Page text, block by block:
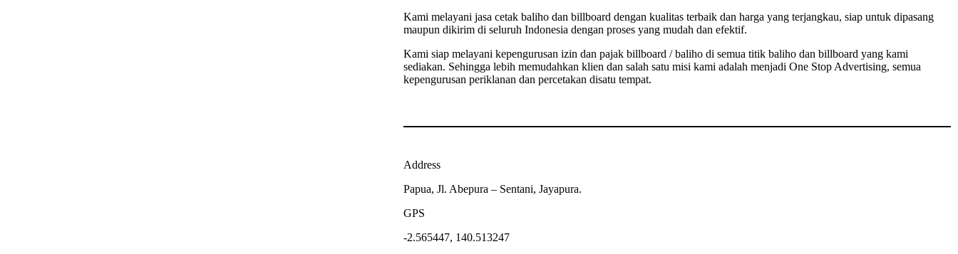
Kami melayani jasa cetak baliho dan billboard dengan kualitas terbaik dan harga yang terjangkau, siap untuk dipasang
maupun dikirim di seluruh Indonesia dengan proses yang mudah dan efektif.
Kami siap melayani kepengurusan izin dan pajak billboard / baliho di semua titik baliho dan billboard yang kami
sediakan. Sehingga lebih memudahkan klien dan salah satu misi kami adalah menjadi One Stop Advertising, semua
kepengurusan periklanan dan percetakan disatu tempat.
Address
Papua, Jl. Abepura – Sentani, Jayapura.
GPS
-2.565447, 140.513247